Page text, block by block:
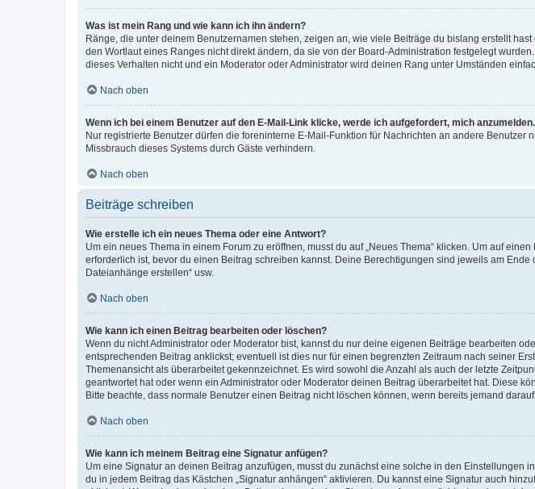
Was ist mein Rang und wie kann ich ihn ändern?
Ränge, die unter deinem Benutzernamen stehen, zeigen an, wie viele Beiträge du bislang erstellt
den Wortlaut eines Ranges nicht direkt ändern, da sie von der Board-Administration festgelegt
dieses Verhalten nicht und ein Moderator oder Administrator wird deinen Rang unter Umständen
Nach oben
Wenn ich bei einem Benutzer auf den E-Mail-Link klicke, werde ich aufgefordert, mich anzumelden.
Nur registrierte Benutzer dürfen die foreninterne E-Mail-Funktion für Nachrichten an andere
Missbrauch dieses Systems durch Gäste verhindern.
Nach oben
Beiträge schreiben
Wie erstelle ich ein neues Thema oder eine Antwort?
Um ein neues Thema in einem Forum zu eröffnen, musst du auf „Neues Thema“ klicken. Um auf
erforderlich ist, bevor du einen Beitrag schreiben kannst. Deine Berechtigungen sind jeweils am
Dateianhänge erstellen“ usw.
Nach oben
Wie kann ich einen Beitrag bearbeiten oder löschen?
Wenn du nicht Administrator oder Moderator bist, kannst du nur deine eigenen Beiträge bearbeiten
entsprechenden Beitrag anklickst; eventuell ist dies nur für einen begrenzten Zeitraum nach seiner
Themenansicht als überarbeitet gekennzeichnet. Es wird sowohl die Anzahl als auch der letzte
geantwortet hat oder wenn ein Administrator oder Moderator deinen Beitrag überarbeitet hat. Diese
Bitte beachte, dass normale Benutzer einen Beitrag nicht löschen können, wenn bereits jemand
Nach oben
Wie kann ich meinem Beitrag eine Signatur anfügen?
Um eine Signatur an deinen Beitrag anzufügen, musst du zunächst eine solche in den
du in jedem Beitrag das Kästchen „Signatur anhängen“ aktivieren. Du kannst eine Signatur auch